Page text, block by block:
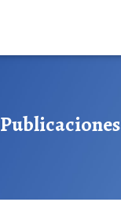
Publicaciones